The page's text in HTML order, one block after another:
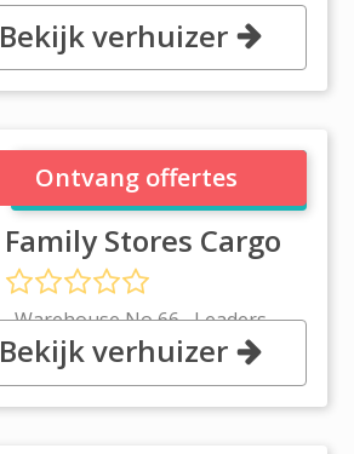
uit2 reviews
, Warehouse 6, Street 18, Dubai
Bekijk verhuizer
Family Stores Cargo
Family Stores Cargo
, Warehouse No 66 , Leaders
Camp Stores , Opposit Ramla
Market - DIP 1, Dubai
Ontvang offertes
Bekijk verhuizer